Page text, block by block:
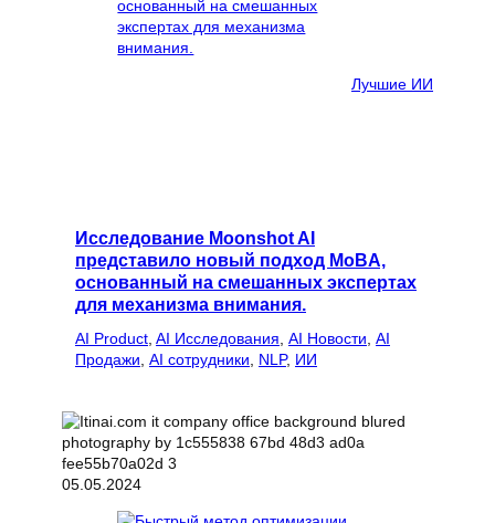
Лучшие ИИ
Исследование Moonshot AI
представило новый подход MoBA,
основанный на смешанных экспертах
для механизма внимания.
AI Product AI Исследования AI Новости AI
Продажи AI сотрудники NLP, ИИ
05.05.2024